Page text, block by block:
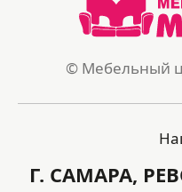
© Мебельный
Г. САМАРА,